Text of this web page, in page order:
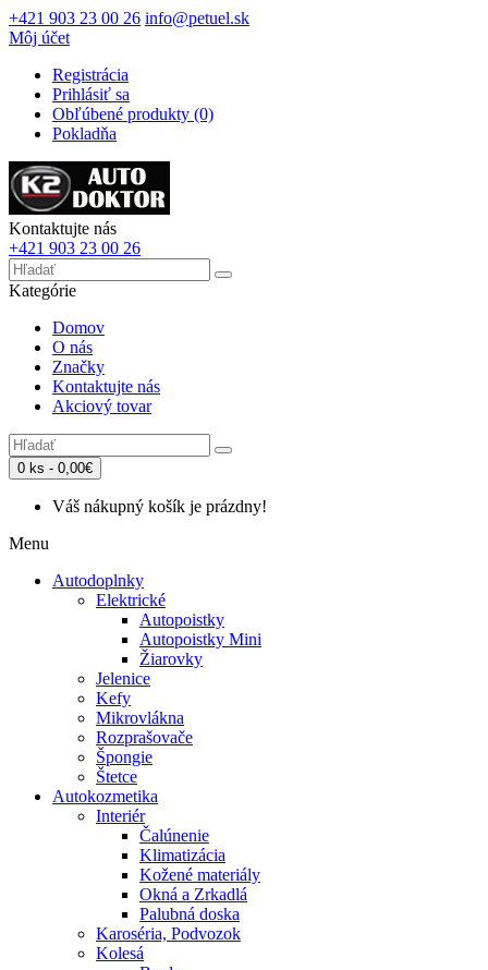
+421 903 23 00 26 info@petuel.sk
Môj účet
Registrácia
Prihlásiť sa
Obľúbené produkty (0)
Pokladňa
Kontaktujte nás
+421 903 23 00 26
Kategórie
Domov
O nás
Značky
Kontaktujte nás
Akciový tovar
0 ks - 0,00€
Váš nákupný košík je prázdny!
Menu
Autodoplnky
Elektrické
Autopoistky
Autopoistky Mini
Žiarovky
Jelenice
Kefy
Mikrovlákna
Rozprašovače
Špongie
Štetce
Autokozmetika
Interiér
Čalúnenie
Klimatizácia
Kožené materiály
Okná a Zrkadlá
Palubná doska
Karoséria, Podvozok
Kolesá